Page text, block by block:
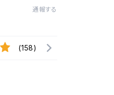
通報する
(158)